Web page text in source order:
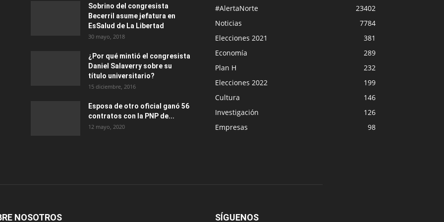
Sobrino del congresista
Becerril asume jefatura en
EsSalud de La Libertad
30 mayo, 2018
¿Por qué mintió el congresista
Daniel Salaverry sobre su
título universitario?
15 diciembre, 2016
Esposa de otro oficial ganó 56
contratos con la PNP de...
12 mayo, 2020
#AlertaNorte
23402
Noticias
7784
Elecciones 2021
381
Economía
289
Plan H
232
Elecciones 2022
199
Cultura
146
Investigación
126
Empresas
98
NOSOTROS SÍGUENOS